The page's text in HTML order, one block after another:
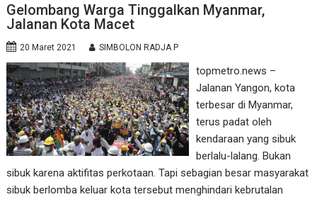
Gelombang Warga Tinggalkan Myanmar,
Jalanan Kota Macet
20 Maret 2021 SIMBOLON RADJA P
topmetro.news –
Jalanan Yangon, kota
terbesar di Myanmar,
terus padat oleh
kendaraan yang sibuk
berlalu-lalang. Bukan
sibuk karena aktifitas perkotaan. Tapi sebagian besar masyarakat
sibuk berlomba keluar kota tersebut menghindari kebrutalan